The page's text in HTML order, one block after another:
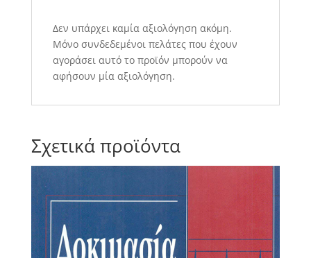
Δεν υπάρχει καμία αξιολόγηση ακόμη.
Μόνο συνδεδεμένοι πελάτες που έχουν
αγοράσει αυτό το προϊόν μπορούν να
αφήσουν μία αξιολόγηση.
Σχετικά προϊόντα